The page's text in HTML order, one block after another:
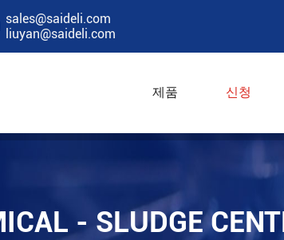
sales@saideli.com
liuyan@saideli.com
제품 신청
- SLUDGE